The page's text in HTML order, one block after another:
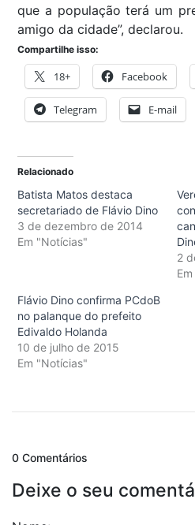
que a população terá um
amigo da cidade”, declarou.
Compartilhe isso:
18+ Facebook
Telegram E-mail
Relacionado
Batista Matos destaca
secretariado de Flávio Dino
3 de dezembro de 2014
Em "Notícias"
2
Flávio Dino confirma PCdoB
no palanque do prefeito
Edivaldo Holanda
10 de julho de 2015
Em "Notícias"
0 Comentários
Deixe o seu